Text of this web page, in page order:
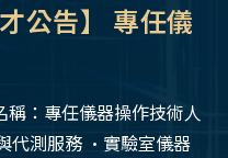
公告】 專任儀
：專任儀器操作技術人
代測服務 •實驗室儀器